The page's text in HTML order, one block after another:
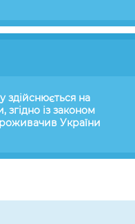
здійснюється на
згідно із законом
України